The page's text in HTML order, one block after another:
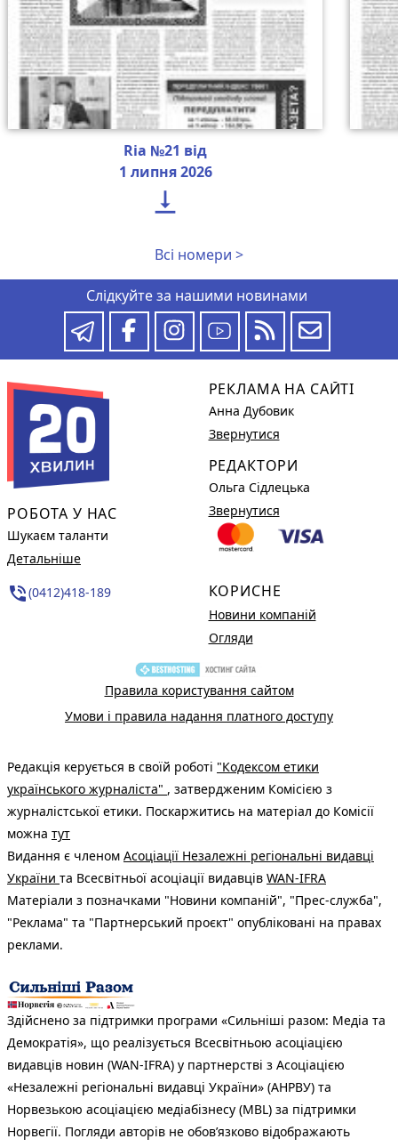
Ria №21 від
1 липня 2026

Всі номери >
Слідкуйте за нашими новинами
РОБОТА У НАС
Шукаєм таланти
Детальніше
phone_in_talk(0412)418-189
РЕКЛАМА НА САЙТІ
Анна Дубовик
Звернутися
РЕДАКТОРИ
Ольга Сідлецька
Звернутися
КОРИСНЕ
Новини компаній
Огляди
Правила користування сайтом
Умови і правила надання платного доступу
Редакція керується в своїй роботі "Кодексом етики
українського журналіста" , затвердженим Комісією з
журналістської етики. Поскаржитись на матеріал до Комісії
можна тут
Видання є членом Асоціації Незалежні регіональні видавці
України та Всесвітньої асоціації видавців WAN-IFRA
Матеріали з позначками "Новини компаній", "Прес-служба",
"Реклама" та "Партнерський проєкт" опубліковані на правах
реклами.
Здійснено за підтримки програми «Сильніші разом: Медіа та
Демократія», що реалізується Всесвітньою асоціацією
видавців новин (WAN-IFRA) у партнерстві з Асоціацією
«Незалежні регіональні видавці України» (АНРВУ) та
Норвезькою асоціацією медіабізнесу (MBL) за підтримки
Норвегії. Погляди авторів не обов’язково відображають